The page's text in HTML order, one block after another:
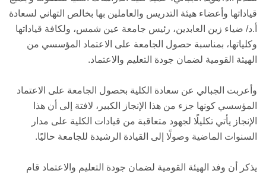
قياداتها وأعضاء هيئة التدريس والعاملين بها بخالص التهاني لسعادة
أ.د/ ضياء زين العابدين، رئيس جامعة عين شمس، ولكافة قياداتها
وكلياتها، بمناسبة حصول الجامعة على الاعتماد المؤسسي من
الهيئة القومية لضمان جودة التعليم والاعتماد.
وأعربت الجبالي عن سعادة الكلية بحصول الجامعة على الاعتماد
المؤسسي كونها جزء من هذا الإنجاز الكبير، لافتة إلى أن هذا
الإنجاز يأتي تكليلًا لجهود متعاقبة من قيادات الكلية على مدار
السنوات الماضية وصولًا إلى القيادة الرشيدة للجامعة حاليًا.
يذكر أن وفد الهيئة القومية لضمان جودة التعليم والاعتماد قام